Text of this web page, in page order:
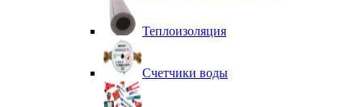
Теплоизоляция
Счетчики воды